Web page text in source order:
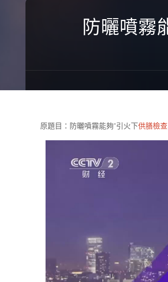
防曬噴霧
原題目：防曬噴霧能夠“引火下供膳檢查